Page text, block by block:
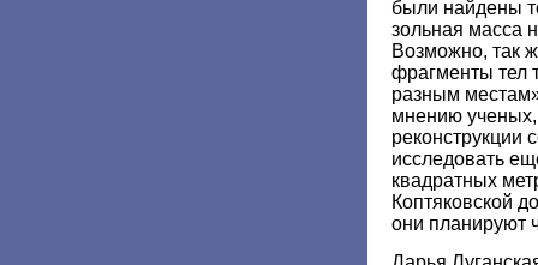
были найдены
зольная масса
Возможно, так
фрагменты тел
разным
мнению
реконструкции
исследовать
квадратных
Коптяковской
они планируют